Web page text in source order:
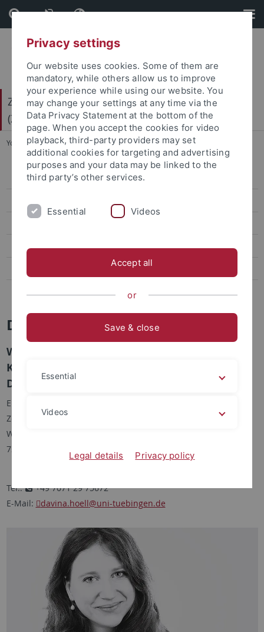
Skip
to
content
Skip
to
footer
Zentrum für Gender- und Diversitätsforschung
(ZGD)
You are here: Startseite ... Davina Höll
Ingrid Hotz-Davies
Dr. Davina Höll
Wissenschaftliche Mitarbeiterin;
Koordinatorin Zertifikat "Gender und
Diversität"
Eberhard Karls Universität Tübingen
Zentrum für Gender- und Diversitätsforschung
Wilhelmstr. 56 (Lothar-Meyer-Bau), Zimmer 122b
72074 Tübingen
Tel.:
+49 7071 29 75672
E-Mail:
davina.hoell@uni-tuebingen.de
Privacy settings
Our website uses cookies. Some of them are
mandatory, while others allow us to improve
your experience while using our website. You
may change your settings at any time via the
Data Privacy Statement at the bottom of the
page. When you accept the cookies for video
playback, third-party providers may set
additional cookies for targeting and advertising
purposes and your data may be linked to the
third party’s other services.
Essential Videos
Accept all
or
Save & close
Essential
Videos
Legal details Privacy policy